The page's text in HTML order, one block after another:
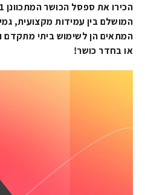
המושלם בין עמידות מקצועית,
המתאים הן לשימוש ביתי מתקדם
או בחדר כושר!